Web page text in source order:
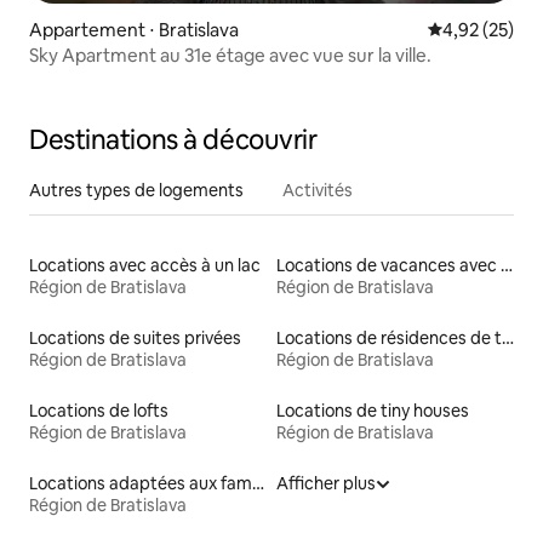
Appartement ⋅ Bratislava Évaluation
4,92 (25)
Sky Apartment au 31e étage avec vue sur la ville.
Destinations à découvrir
Autres types de logements Activités
Locations avec accès à un lac
Région de Bratislava
Locations de vacances avec piscine
Région de Bratislava
Locations de suites privées
Région de Bratislava
Locations de résidences de tourisme
Région de Bratislava
Locations de lofts
Région de Bratislava
Locations de tiny houses
Région de Bratislava
Locations adaptées aux familles
Région de Bratislava
Afficher plus